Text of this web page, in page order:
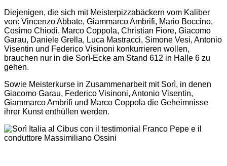
Diejenigen, die sich mit Meisterpizzabäckern vom Kaliber
von: Vincenzo Abbate, Giammarco Ambrifi, Mario Boccino,
Cosimo Chiodi, Marco Coppola, Christian Fiore, Giacomo
Garau, Daniele Grella, Luca Mastracci, Simone Vesi, Antonio
Visentin und Federico Visinoni konkurrieren wollen,
brauchen nur in die Sorì-Ecke am Stand 612 in Halle 6 zu
gehen.
Sowie Meisterkurse in Zusammenarbeit mit Sorì, in denen
Giacomo Garau, Federico Visinoni, Antonio Visentin,
Giammarco Ambrifi und Marco Coppola die Geheimnisse
ihrer Kunst enthüllen werden.